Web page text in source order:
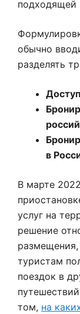
подходящей
обычно
разделять
в
В марте
услуг на
решение
туристам
поездок в
том, на